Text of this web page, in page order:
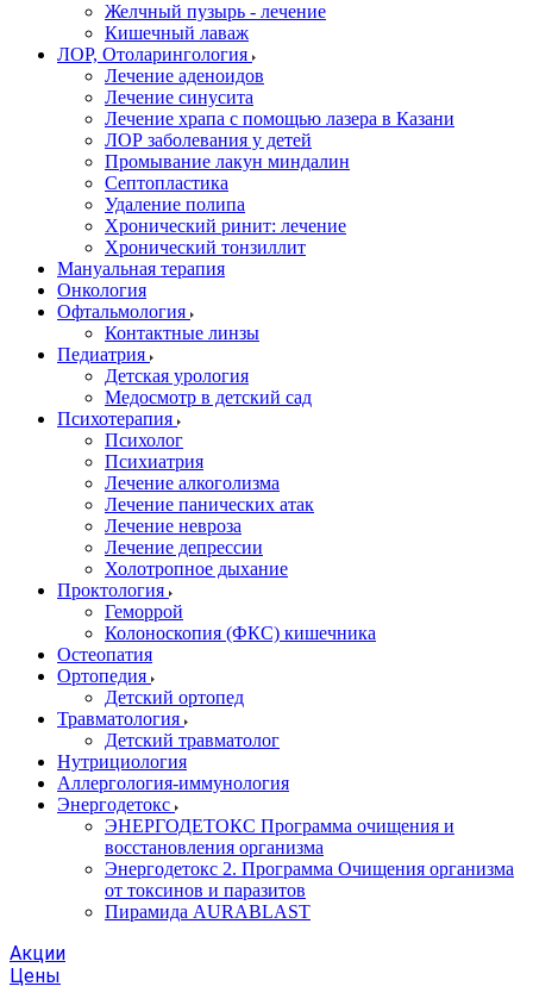
Желчный пузырь - лечение
Кишечный лаваж
ЛОР, Отоларингология
Лечение аденоидов
Лечение синусита
Лечение храпа с помощью лазера в Казани
ЛОР заболевания у детей
Промывание лакун миндалин
Септопластика
Удаление полипа
Хронический ринит: лечение
Хронический тонзиллит
Мануальная терапия
Онкология
Офтальмология
Контактные линзы
Педиатрия
Детская урология
Медосмотр в детский сад
Психотерапия
Психолог
Психиатрия
Лечение алкоголизма
Лечение панических атак
Лечение невроза
Лечение депрессии
Холотропное дыхание
Проктология
Геморрой
Колоноскопия (ФКС) кишечника
Остеопатия
Ортопедия
Детский ортопед
Травматология
Детский травматолог
Нутрициология
Аллергология-иммунология
Энергодетокс
ЭНЕРГОДЕТОКС Программа очищения и
восстановления организма
Энергодетокс 2. Программа Очищения организма
от токсинов и паразитов
Пирамида AURABLAST
Акции
Цены